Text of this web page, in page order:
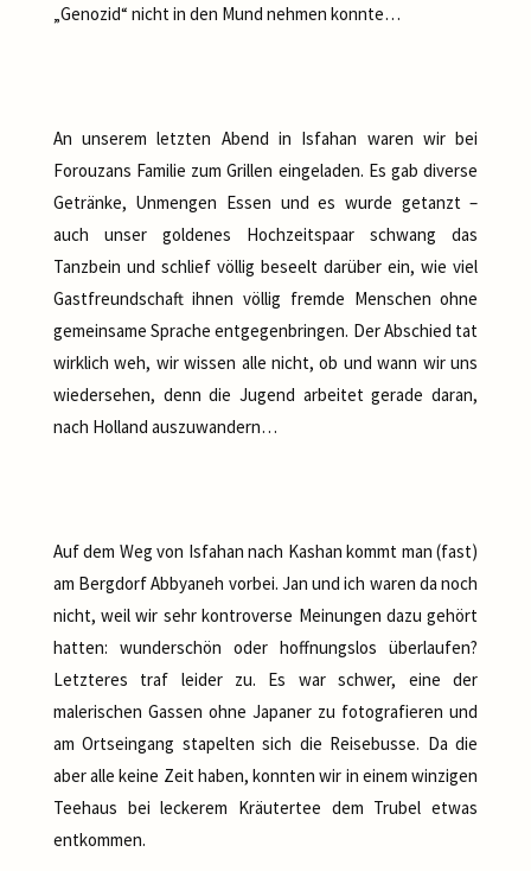
„Genozid“ nicht in den Mund nehmen konnte…
An unserem letzten Abend in Isfahan waren wir bei
Forouzans Familie zum Grillen eingeladen. Es gab diverse
Getränke, Unmengen Essen und es wurde getanzt –
auch unser goldenes Hochzeitspaar schwang das
Tanzbein und schlief völlig beseelt darüber ein, wie viel
Gastfreundschaft ihnen völlig fremde Menschen ohne
gemeinsame Sprache entgegenbringen. Der Abschied tat
wirklich weh, wir wissen alle nicht, ob und wann wir uns
wiedersehen, denn die Jugend arbeitet gerade daran,
nach Holland auszuwandern…
Auf dem Weg von Isfahan nach Kashan kommt man (fast)
am Bergdorf Abbyaneh vorbei. Jan und ich waren da noch
nicht, weil wir sehr kontroverse Meinungen dazu gehört
hatten: wunderschön oder hoffnungslos überlaufen?
Letzteres traf leider zu. Es war schwer, eine der
malerischen Gassen ohne Japaner zu fotografieren und
am Ortseingang stapelten sich die Reisebusse. Da die
aber alle keine Zeit haben, konnten wir in einem winzigen
Teehaus bei leckerem Kräutertee dem Trubel etwas
entkommen.